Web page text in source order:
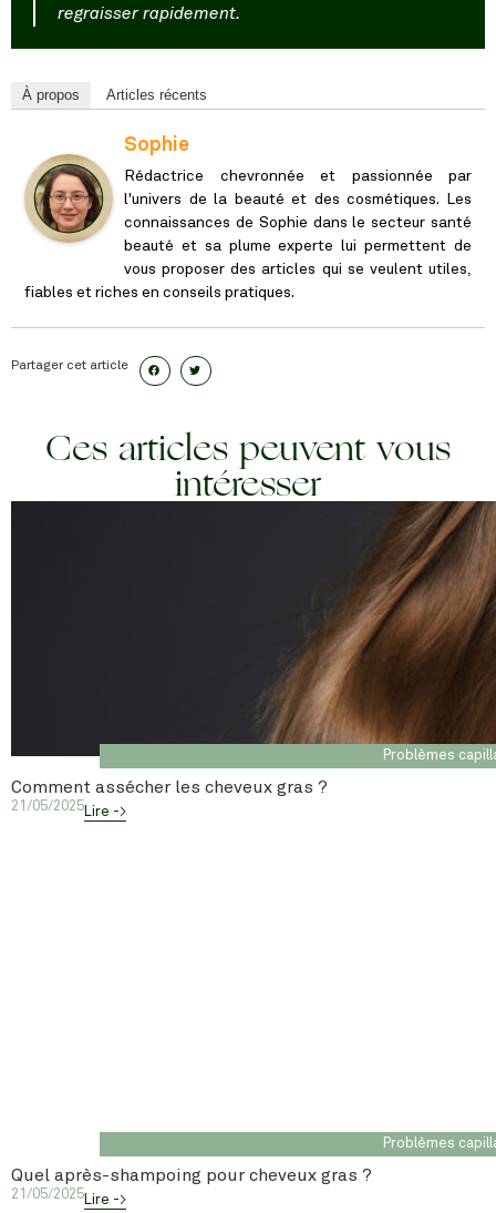
regraisser rapidement.
À propos Articles récents
Sophie
Rédactrice chevronnée et passionnée par
l'univers de la beauté et des cosmétiques. Les
connaissances de Sophie dans le secteur santé
beauté et sa plume experte lui permettent de
vous proposer des articles qui se veulent utiles,
fiables et riches en conseils pratiques.
Partager cet article
Ces articles peuvent vous
intéresser
Problèmes
Comment assécher les cheveux gras ?
21/05/2025Lire ->
Problèmes
Quel après-shampoing pour cheveux gras ?
21/05/2025Lire ->